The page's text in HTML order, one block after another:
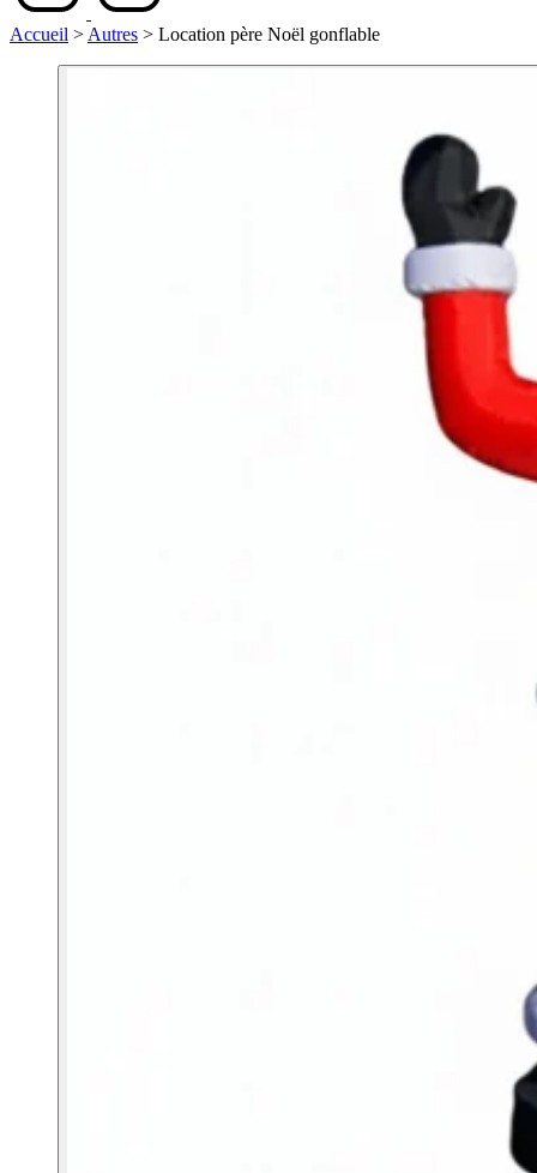
Accueil > Autres > Location père Noël gonflable